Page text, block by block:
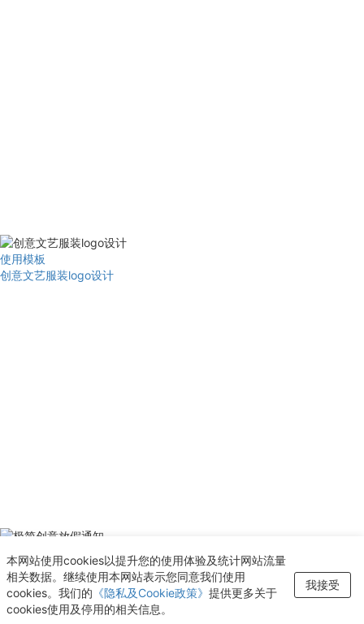
使用模板
创意文艺服装logo设计
使用模板
极简创意放假通知
新增至“收藏夹”
查看
本网站使用cookies以提升您的使用体验及统计网站流量
相关数据。继续使用本网站表示您同意我们使用
cookies。我们的 《隐私及Cookie政策》 提供更多关于
cookies使用及停用的相关信息。
我接受